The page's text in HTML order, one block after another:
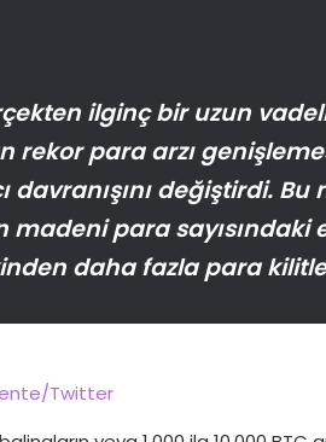
ilginç bir uzun
rekor para arzı
davranışını değiştirdi.
madeni para sayısındaki
daha fazla para
Twitter